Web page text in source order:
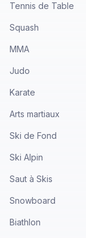
Tennis de Table
Squash
MMA
Judo
Karate
Arts martiaux
Ski de Fond
Ski Alpin
Saut à Skis
Snowboard
Biathlon